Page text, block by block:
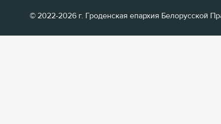
© 2022-2026 г. Гроденская епархия Белорусской